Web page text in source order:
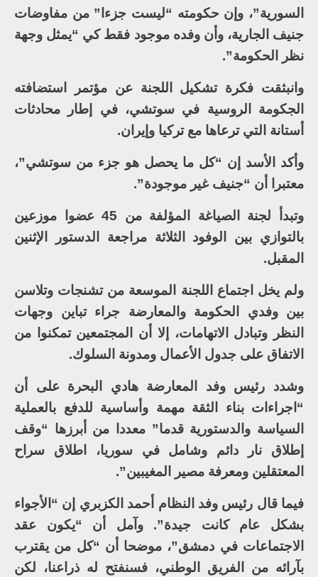
السورية”، وإن حكومته “ليست جزءا” من مفاوضات
جنيف الجارية، وأن وفده موجود فقط كي “يمثل وجهة
نظر الحكومة”.
وانبثقت فكرة تشكيل اللجنة عن مؤتمر استضافته
الجكومة الروسية في سوتشي، في إطار محادثات
أستانة التي ترعاها مع تركيا وإيران.
وأكد الأسد إن “كل ما يحصل هو جزء من سوتشي”،
معتبرا أن “جنيف غير موجودة”.
وتبدأ لجنة الصياغة المؤلفة من 45 عضوا موزعين
بالتوازي بين الوفود الثلاثة مراجعة الدستور الإثنين
المقبل.
ولم يخل اجتماع اللجنة الموسعة من تشنجات وتلاسن
بين وفدي الحكومة والمعارضة جراء تباين وجهات
النظر وتبادل الاتهامات، إلا أن المجتمعين تمكنوا من
الاتفاق على جدول الأعمال ومدونة السلوك.
وشدد رئيس وفد المعارضة هادي البحرة على أن
“اجراءات بناء الثقة مهمة وأساسية للدفع بالعملية
السياسة والدستورية قدما” معددا من أبرزها “وقف
إطلاق نار دائم وشامل في سوريا، اطلاق سراح
المعتقلين ومعرفة مصير المغيبين”.
فيما قال رئيس وفد النظام أحمد الكزبري إن “الأجواء
بشكل عام كانت جيدة”. وآمل أن “يكون عقد
الاجتماعات في دمشق”، موضحا أن “كل من يقترب
بآرائه من الفريق الوطني، فسنفتح له ذراعنا، لكن